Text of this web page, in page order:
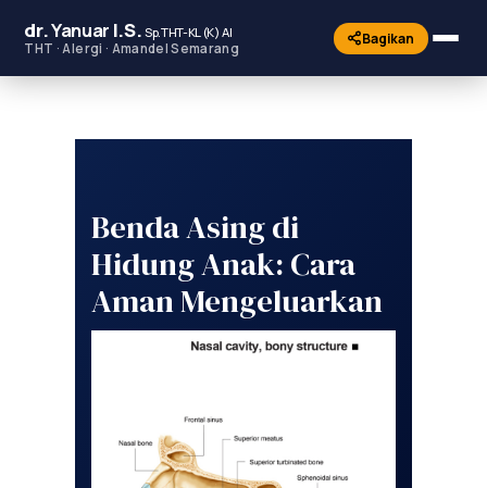
dr.Yanuar I.S.Sp.THT-KL (K) AI
THT · Alergi · Amandel Semarang
Bagikan
Benda Asing di
Hidung Anak: Cara
Aman Mengeluarkan